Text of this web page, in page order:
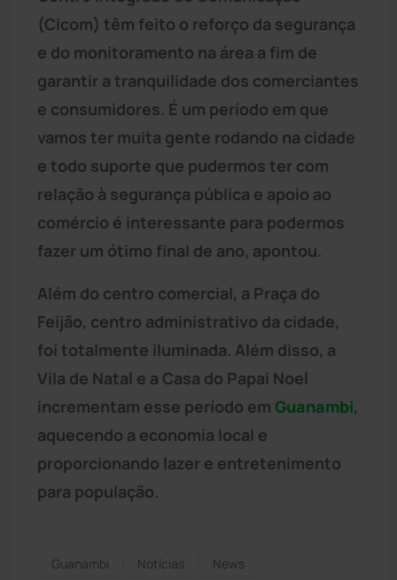
(Cicom) têm feito o reforço da segurança
e do monitoramento na área a fim de
garantir a tranquilidade dos comerciantes
e consumidores. É um período em que
vamos ter muita gente rodando na cidade
e todo suporte que pudermos ter com
relação à segurança pública e apoio ao
comércio é interessante para podermos
fazer um ótimo final de ano, apontou.
Além do centro comercial, a Praça do
Feijão, centro administrativo da cidade,
foi totalmente iluminada. Além disso, a
Vila de Natal e a Casa do Papai Noel
incrementam esse período em Guanambi,
aquecendo a economia local e
proporcionando lazer e entretenimento
para população.
Guanambi Notícias
News